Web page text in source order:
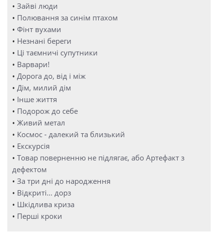
• Зайві люди
• Полювання за синім птахом
• Фінт вухами
• Незнані береги
• Ці таємничі супутники
• Варвари!
• Дорога до, від і між
• Дім, милий дім
• Інше життя
• Подорож до себе
• Живий метал
• Космос - далекий та близький
• Екскурсія
• Товар поверненню не підлягає, або Артефакт з
дефектом
• За три дні до народження
• Відкриті… дорз
• Шкідлива криза
• Перші кроки